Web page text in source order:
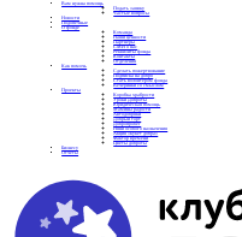
Вам нужна помощь
Подать заявку
Частые вопросы
Новости
Подопечные
О фонде
Команда
Наши ценности
Партнеры
СМИ о нас
Реквизиты фонда
Контакты
Отделения
Как помочь
Сделать пожертвование
Подписка на добро
Стать волонтером фонда
Вечеринки со смыслом
Проекты
Коробка храбрости
Уроки Доброты
Юридическая помощь
Мамины радости
Автодобряки
Добрый торт
Добропробег
Няни особого назначения
Акция «Букет добра»
Фактор времени
Цветы доброты
Бизнесу
Отчеты